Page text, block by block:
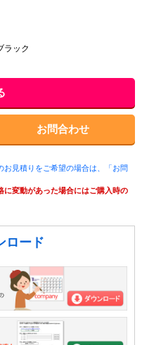
ラック
お問合わせ
見積りをご希望の場合は、「お問
変動があった場合にはご購入時の
ロード